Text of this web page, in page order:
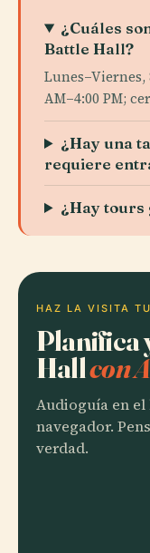
¿Cuáles
Battle Hall?
Lunes–Viernes,
AM–4:00 PM;
¿Hay una
requiere
¿Hay tours
HAZ LA VISITA
Planifica
Hallcon
Audioguía en
navegador.
verdad.